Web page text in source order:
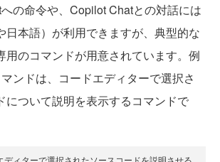
の命令や、Copilot Chatとの対話には
日本語）が利用できますが、典型的な
用のコマンドが用意されています。例
ンドは、コードエディターで選択さ
について説明を表示するコマンドで
ディターで選択されたソースコードを説明させる